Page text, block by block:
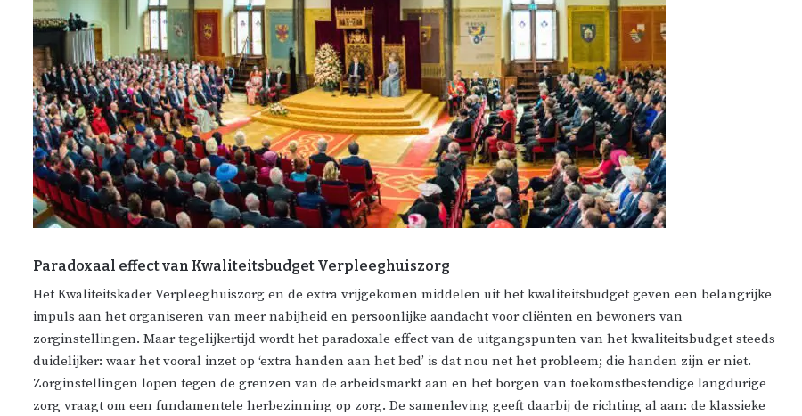
Paradoxaal effect van Kwaliteitsbudget Verpleeghuiszorg
Het Kwaliteitskader Verpleeghuiszorg en de extra vrijgekomen middelen uit het kwaliteitsbudget geven een belangrijke
impuls aan het organiseren van meer nabijheid en persoonlijke aandacht voor cliënten en bewoners van
zorginstellingen. Maar tegelijkertijd wordt het paradoxale effect van de uitgangspunten van het kwaliteitsbudget steeds
duidelijker: waar het vooral inzet op ‘extra handen aan het bed’ is dat nou net het probleem; die handen zijn er niet.
Zorginstellingen lopen tegen de grenzen van de arbeidsmarkt aan en het borgen van toekomstbestendige langdurige
zorg vraagt om een fundamentele herbezinning op zorg. De samenleving geeft daarbij de richting al aan: de klassieke